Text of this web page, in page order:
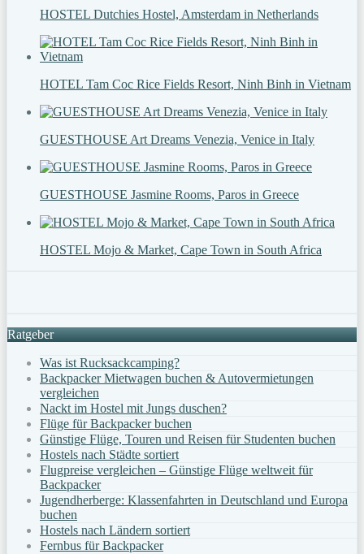
HOSTEL Dutchies Hostel, Amsterdam in Netherlands
HOTEL Tam Coc Rice Fields Resort, Ninh Binh in Vietnam
GUESTHOUSE Art Dreams Venezia, Venice in Italy
GUESTHOUSE Jasmine Rooms, Paros in Greece
HOSTEL Mojo & Market, Cape Town in South Africa
Ratgeber
Was ist Rucksackcamping?
Backpacker Mietwagen buchen & Autovermietungen
vergleichen
Nackt im Hostel mit Jungs duschen?
Flüge für Backpacker buchen
Günstige Flüge, Touren und Reisen für Studenten buchen
Hostels nach Städte sortiert
Flugpreise vergleichen – Günstige Flüge weltweit für
Backpacker
Jugendherberge: Klassenfahrten in Deutschland und Europa
buchen
Hostels nach Ländern sortiert
Fernbus für Backpacker